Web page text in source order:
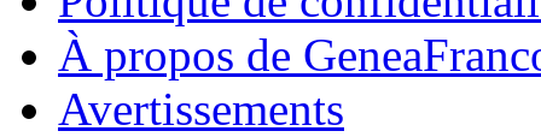
À propos de
Avertissements